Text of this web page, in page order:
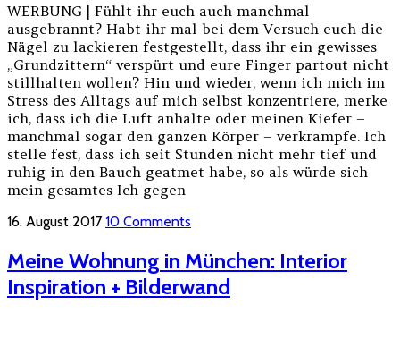
WERBUNG | Fühlt ihr euch auch manchmal
ausgebrannt? Habt ihr mal bei dem Versuch euch die
Nägel zu lackieren festgestellt, dass ihr ein gewisses
„Grundzittern“ verspürt und eure Finger partout nicht
stillhalten wollen? Hin und wieder, wenn ich mich im
Stress des Alltags auf mich selbst konzentriere, merke
ich, dass ich die Luft anhalte oder meinen Kiefer –
manchmal sogar den ganzen Körper – verkrampfe. Ich
stelle fest, dass ich seit Stunden nicht mehr tief und
ruhig in den Bauch geatmet habe, so als würde sich
mein gesamtes Ich gegen
16. August 2017 10 Comments
Meine Wohnung in München: Interior
Inspiration + Bilderwand